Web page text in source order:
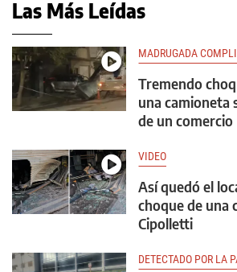
Las Más Leídas
MADRUGADA
Tremendo
una camioneta
de un comercio
VIDEO
Así quedó el
choque de una
Cipolletti
DETECTADO POR LA